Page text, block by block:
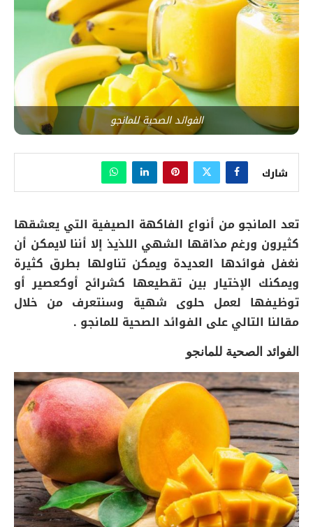
الفوائد الصحية للمانجو
شارك
تعد المانجو من أنواع الفاكهة الصيفية التي يعشقها
كثيرون ورغم مذاقها الشهي اللذيذ إلا أننا لايمكن أن
نغفل فوائدها العديدة ويمكن تناولها بطرق كثيرة
ويمكنك الإختيار بين تقطيعها كشرائح أوكعصير أو
توظيفها لعمل حلوى شهية وسنتعرف من خلال
مقالنا التالي على الفوائد الصحية للمانجو .
الفوائد الصحية للمانجو